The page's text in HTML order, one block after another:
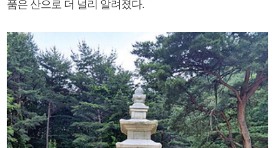
품은 산으로 더 널리 알려졌다.